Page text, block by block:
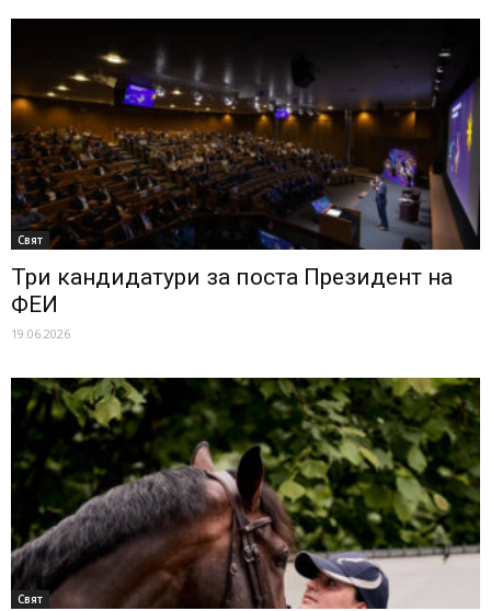
Свят
Три кандидатури за поста Президент на
ФЕИ
19.06.2026
Свят